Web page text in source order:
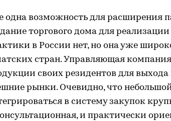
одна возможность для расширения
торгового дома для
в России нет, но она уже
стран. Управляющая
своих резидентов для
рынки. Очевидно, что
в систему закупок
и практически